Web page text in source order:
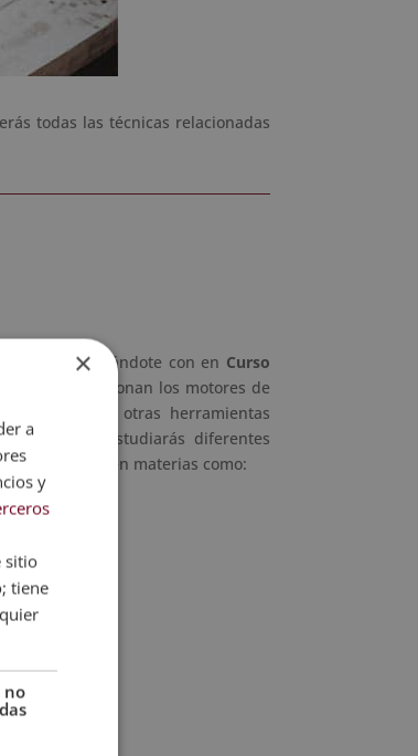
todas las técnicas relacionadas
formándote con en Curso
cómo funcionan los motores de
que Google y otras herramientas
también estudiarás diferentes
formado en materias como:
×
a
y
sitio
tiene
no